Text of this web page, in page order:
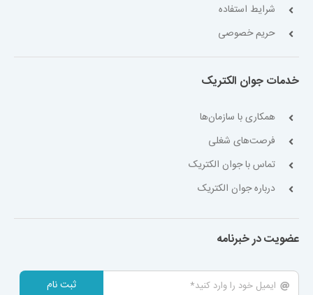
شرایط استفاده
حریم خصوصی
خدمات جوان الکتریک
همکاری با سازمان‌ها
فرصت‌های شغلی
تماس با جوان الکتریک
درباره جوان الکتریک
عضویت در خبرنامه
ثبت نام